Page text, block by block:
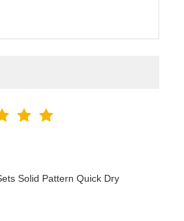
Solid Pattern Quick Dry